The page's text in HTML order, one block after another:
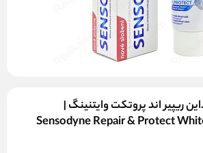
ریپیر اند پروتکت وایتنینگ |
Sensodyne Repair & Protect